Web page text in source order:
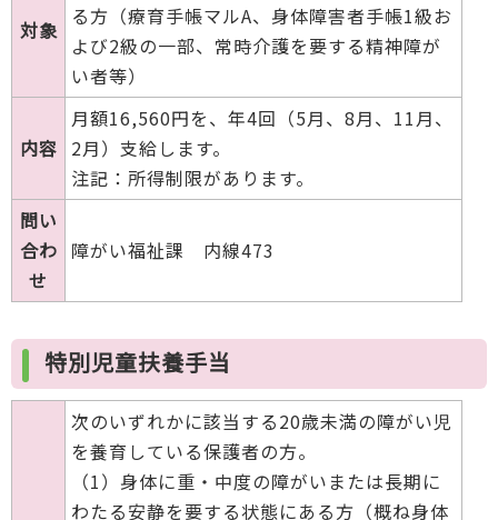
対象
る方（療育手帳マルA、身体障害者手帳1級お
よび2級の一部、常時介護を要する精神障が
い者等）
内容
月額16,560円を、年4回（5月、8月、11月、
2月）支給します。
注記：所得制限があります。
問い
合わ
せ
障がい福祉課 内線473
特別児童扶養手当
次のいずれかに該当する20歳未満の障がい児
を養育している保護者の方。
（1）身体に重・中度の障がいまたは長期に
わたる安静を要する状態にある方（概ね身体